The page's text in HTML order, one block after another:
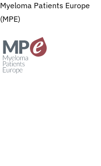
Myeloma Patients Europe
(MPE)